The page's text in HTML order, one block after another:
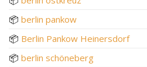
📦 berlin pankow
📦 Berlin Pankow Heinersdorf
📦 berlin schöneberg